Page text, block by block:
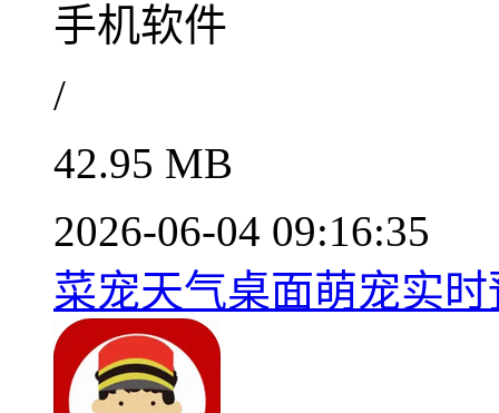
手机软件
/
42.95 MB
2026-06-04 09:16:35
菜宠天气桌面萌宠实